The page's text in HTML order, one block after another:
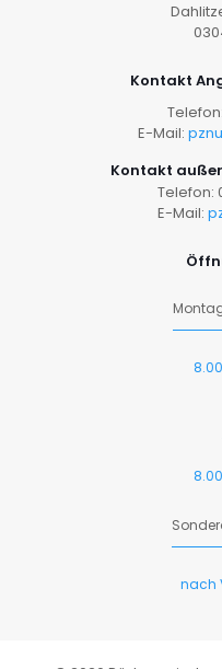
Kontakt
E-Mail:
Kontakt
Telefon:
E-Mail:
nach